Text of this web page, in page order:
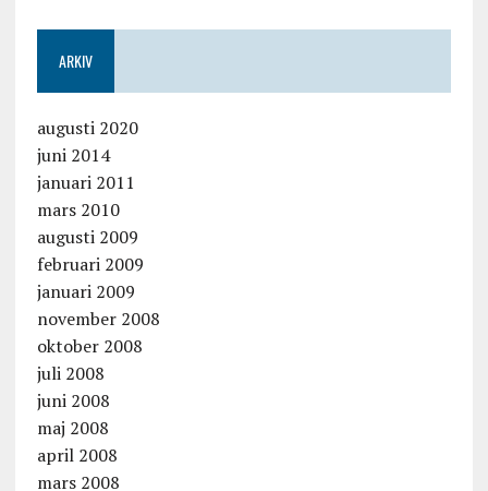
ARKIV
augusti 2020
juni 2014
januari 2011
mars 2010
augusti 2009
februari 2009
januari 2009
november 2008
oktober 2008
juli 2008
juni 2008
maj 2008
april 2008
mars 2008